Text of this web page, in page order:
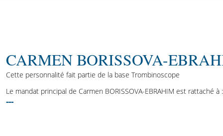
CARMEN BORISSOVA-
Cette personnalité fait partie de la base Trombinoscope
Le mandat principal de Carmen BORISSOVA-EBRAHIM est rattaché à :
---